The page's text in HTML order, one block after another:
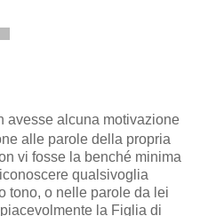
avesse alcuna motivazione
alle parole della propria
vi fosse la benché minima
qualsivoglia
tono, o nelle parole da lei
la Figlia di